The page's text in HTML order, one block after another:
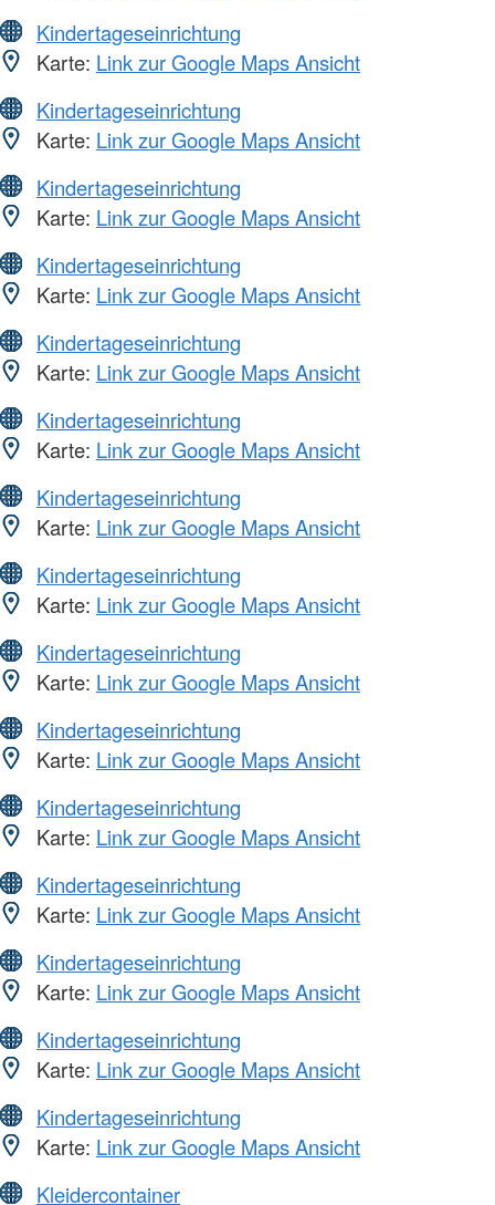
Kindertageseinrichtung
Karte: Link zur Google Maps Ansicht
Kindertageseinrichtung
Karte: Link zur Google Maps Ansicht
Kindertageseinrichtung
Karte: Link zur Google Maps Ansicht
Kindertageseinrichtung
Karte: Link zur Google Maps Ansicht
Kindertageseinrichtung
Karte: Link zur Google Maps Ansicht
Kindertageseinrichtung
Karte: Link zur Google Maps Ansicht
Kindertageseinrichtung
Karte: Link zur Google Maps Ansicht
Kindertageseinrichtung
Karte: Link zur Google Maps Ansicht
Kindertageseinrichtung
Karte: Link zur Google Maps Ansicht
Kindertageseinrichtung
Karte: Link zur Google Maps Ansicht
Kindertageseinrichtung
Karte: Link zur Google Maps Ansicht
Kindertageseinrichtung
Karte: Link zur Google Maps Ansicht
Kindertageseinrichtung
Karte: Link zur Google Maps Ansicht
Kindertageseinrichtung
Karte: Link zur Google Maps Ansicht
Kindertageseinrichtung
Karte: Link zur Google Maps Ansicht
Kleidercontainer